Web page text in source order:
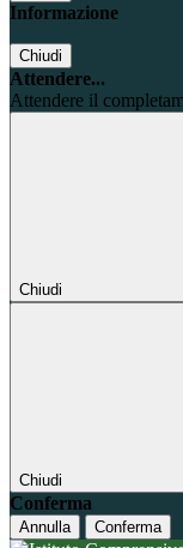
Informazione
Chiudi
Attendere...
Attendere il
Chiudi
Chiudi
Conferma
Annulla Conferma